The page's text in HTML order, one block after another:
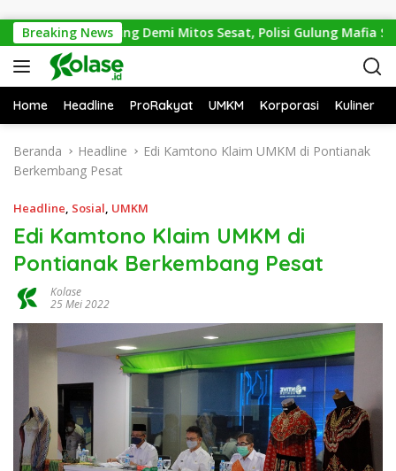
Breaking News
Trenggiling Demi Mitos Sesat, Polisi Gulung Mafia Satwa
Home Headline ProRakyat UMKM Korporasi Kuliner
Beranda Headline
Edi Kamtono Klaim UMKM di Pontianak
Berkembang Pesat
Headline, Sosial, UMKM
Edi Kamtono Klaim UMKM di
Pontianak Berkembang Pesat
Kolase
25 Mei 2022